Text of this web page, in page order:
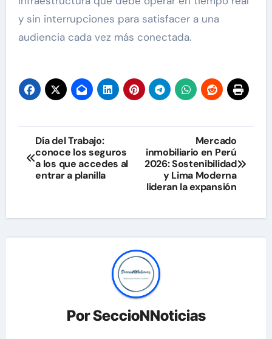
y sin interrupciones para satisfacer a una
audiencia cada vez más conectada.
Navegación
de
entradas
Día del Trabajo:
conoce los seguros
a los que accedes al
entrar a planilla
Mercado
inmobiliario en Perú
2026: Sostenibilidad
y Lima Moderna
lideran la expansión
PorSeccioNNoticias